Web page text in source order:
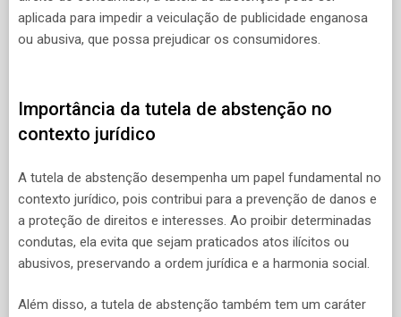
aplicada para impedir a veiculação de publicidade enganosa
ou abusiva, que possa prejudicar os consumidores.
Importância da tutela de abstenção no
contexto jurídico
A tutela de abstenção desempenha um papel fundamental no
contexto jurídico, pois contribui para a prevenção de danos e
a proteção de direitos e interesses. Ao proibir determinadas
condutas, ela evita que sejam praticados atos ilícitos ou
abusivos, preservando a ordem jurídica e a harmonia social.
Além disso, a tutela de abstenção também tem um caráter